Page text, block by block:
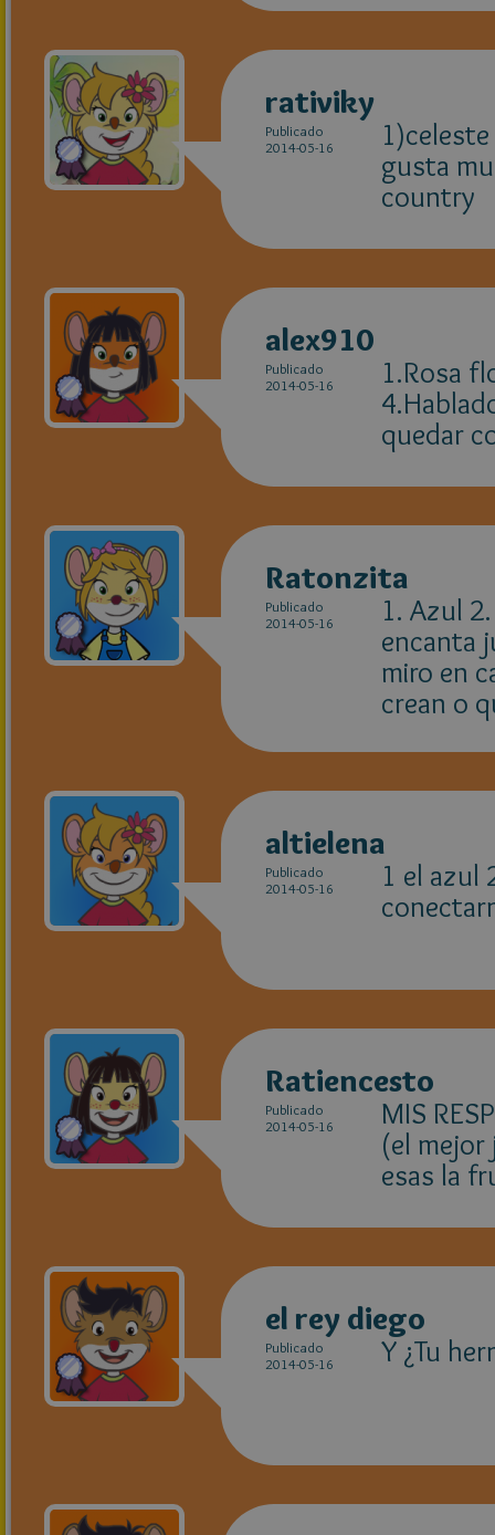
rativiky
Publicado
2014-05-16
gusta
country
alex910
Publicado
2014-05-16
1.Rosa
quedar
Ratonzita
Publicado
2014-05-16
1. Azul
encanta
miro en
crean o
altielena
Publicado
2014-05-16
1 el azul
Ratiencesto
Publicado
2014-05-16
MIS
(el mejor
esas la
el rey diego
Publicado
2014-05-16
Y ¿Tu